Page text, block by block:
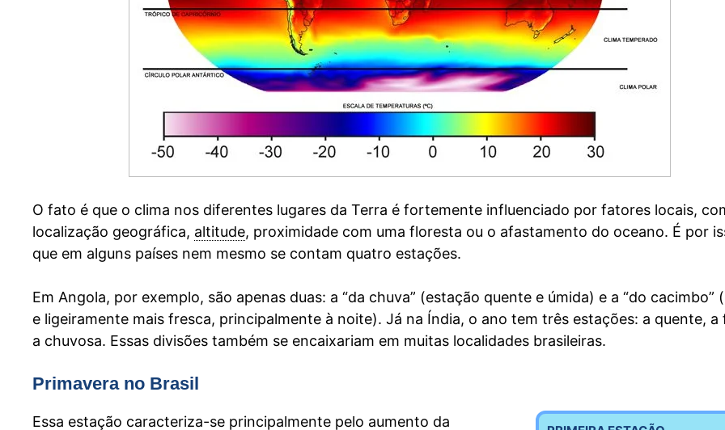
O fato é que o clima nos diferentes lugares da Terra é fortemente influenciado por fatores locais,
localização geográfica, altitude, proximidade com uma floresta ou o afastamento do oceano. É por
que em alguns países nem mesmo se contam quatro estações.
Em Angola, por exemplo, são apenas duas: a “da chuva” (estação quente e úmida) e a “do cacimbo”
e ligeiramente mais fresca, principalmente à noite). Já na Índia, o ano tem três estações: a quente, a
a chuvosa. Essas divisões também se encaixariam em muitas localidades brasileiras.
Primavera no Brasil
Essa estação caracteriza-se principalmente pelo aumento da